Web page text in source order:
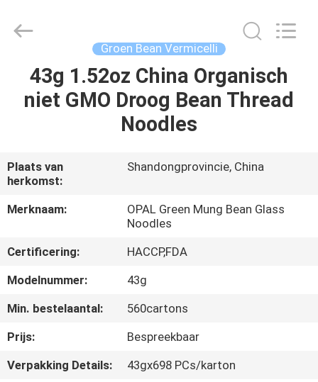
HUIS
ONGEVEER
ONS
FABRIEKSREIS
KWALITEITSCONTROLE
CONTACTEER
ONS
Rights
Reserved.
Groen Bean Vermicelli
43g 1.52oz China Organisch
niet GMO Droog Bean Thread
Noodles
Plaats van
herkomst:
Shandongprovincie, China
Merknaam:
OPAL Green Mung Bean Glass
Noodles
Certificering:
HACCP,FDA
Modelnummer:
43g
Min. bestelaantal:
560cartons
Prijs:
Bespreekbaar
Verpakking Details:
43gx698 PCs/karton